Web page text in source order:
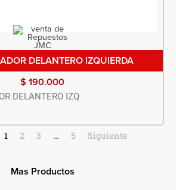
DELANTERO IZQUIERDA
$ 190.000
DELANTERO IZQ
1 2 3 … 5 Siguiente
Mas Productos